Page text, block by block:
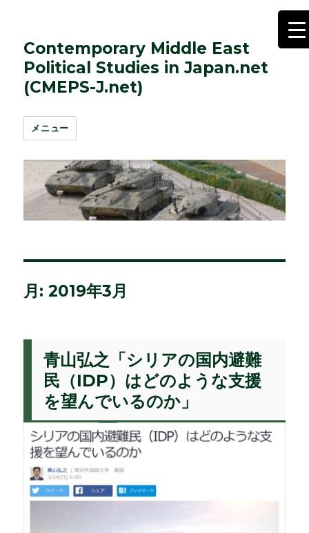
Contemporary Middle East
Political Studies in Japan.net
(CMEPS-J.net)
メニュー
月:2019年3月
青山弘之「シリアの国内避難
民（IDP）はどのような支援
を望んでいるのか」